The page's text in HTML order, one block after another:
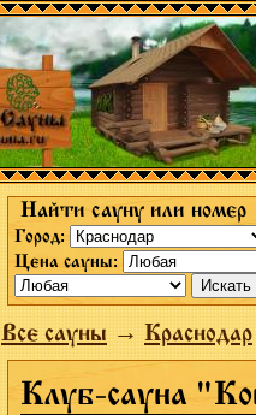
Найти сауну или номер
Город:
Цена сауны:
Все сауны→Краснодар
Клуб-сауна